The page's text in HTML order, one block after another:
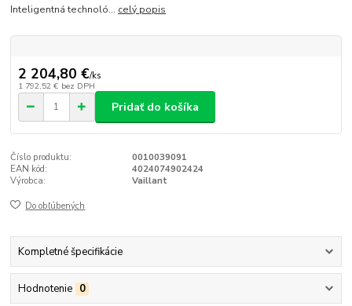
Inteligentná technoló... celý popis
2 204,80 €/ks
1 792,52 € bez DPH
Pridať do košíka
Číslo produktu:
0010039091
EAN kód:
4024074902424
Výrobca:
Vaillant
Do obľúbených
Kompletné špecifikácie
Hodnotenie 0